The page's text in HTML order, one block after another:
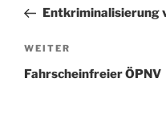
Beitrag
Entkriminalisierung
Nächster
Beitrag
WEITER
Fahrscheinfreier ÖPNV